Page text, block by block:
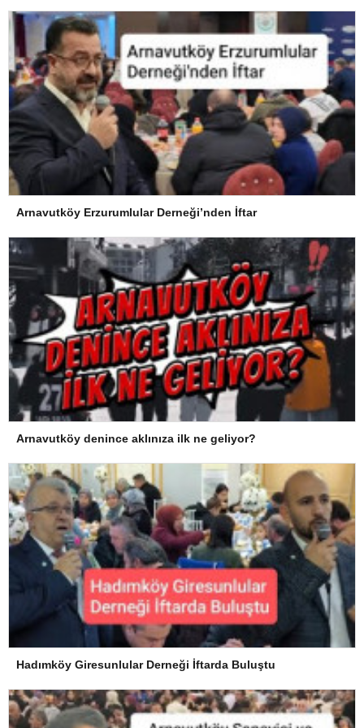
Arnavutköy Erzurumlular Derneği’nden İftar
Arnavutköy denince aklınıza ilk ne geliyor?
Hadımköy Giresunlular Derneği İftarda Buluştu